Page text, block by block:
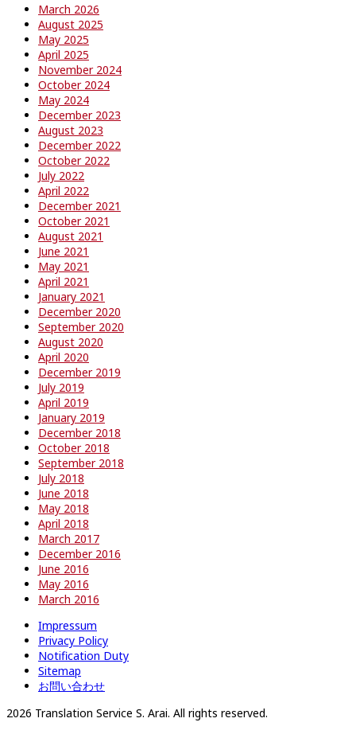
March 2026
August 2025
May 2025
April 2025
November 2024
October 2024
May 2024
December 2023
August 2023
December 2022
October 2022
July 2022
April 2022
December 2021
October 2021
August 2021
June 2021
May 2021
April 2021
January 2021
December 2020
September 2020
August 2020
April 2020
December 2019
July 2019
April 2019
January 2019
December 2018
October 2018
September 2018
July 2018
June 2018
May 2018
April 2018
March 2017
December 2016
June 2016
May 2016
March 2016
Impressum
Privacy Policy
Notification Duty
Sitemap
お問い合わせ
2026 Translation Service S. Arai. All rights reserved.